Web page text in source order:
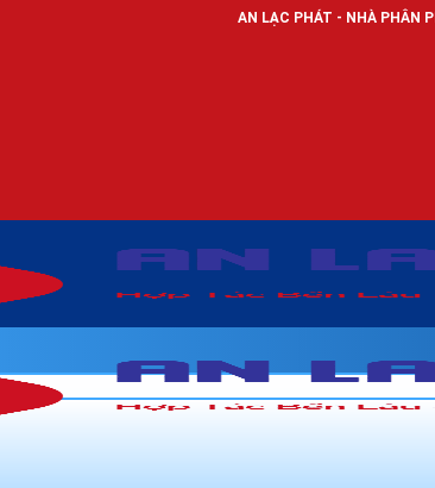
AN LẠC PHÁT - NHÀ PHÂN PHỐI THIẾT BỊ
AN LẠC PHÁT